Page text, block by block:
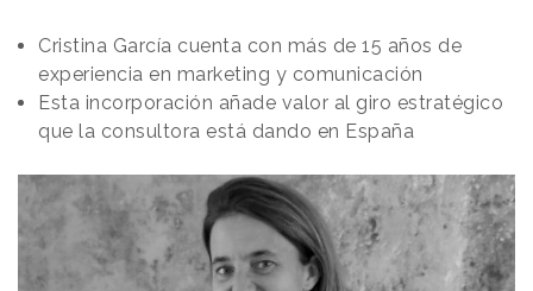
Cristina García cuenta con más de 15 años de
experiencia en marketing y comunicación
Esta incorporación añade valor al giro estratégico
que la consultora está dando en España